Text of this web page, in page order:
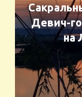
Девич-
на